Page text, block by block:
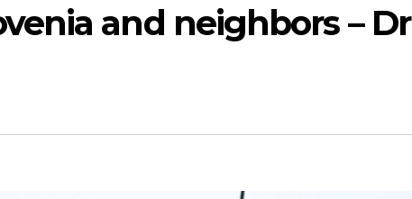
and neighbors – Dr